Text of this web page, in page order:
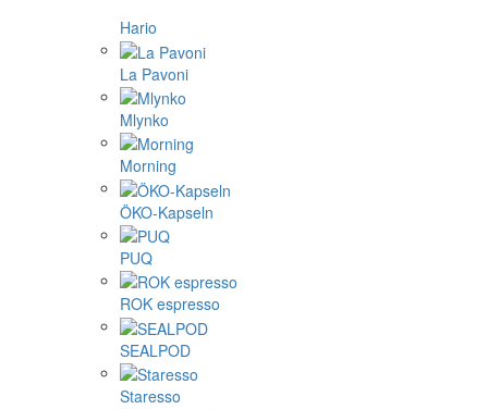
Hario
La Pavoni
Mlynko
Morning
ÖKO-Kapseln
PUQ
ROK espresso
SEALPOD
Staresso